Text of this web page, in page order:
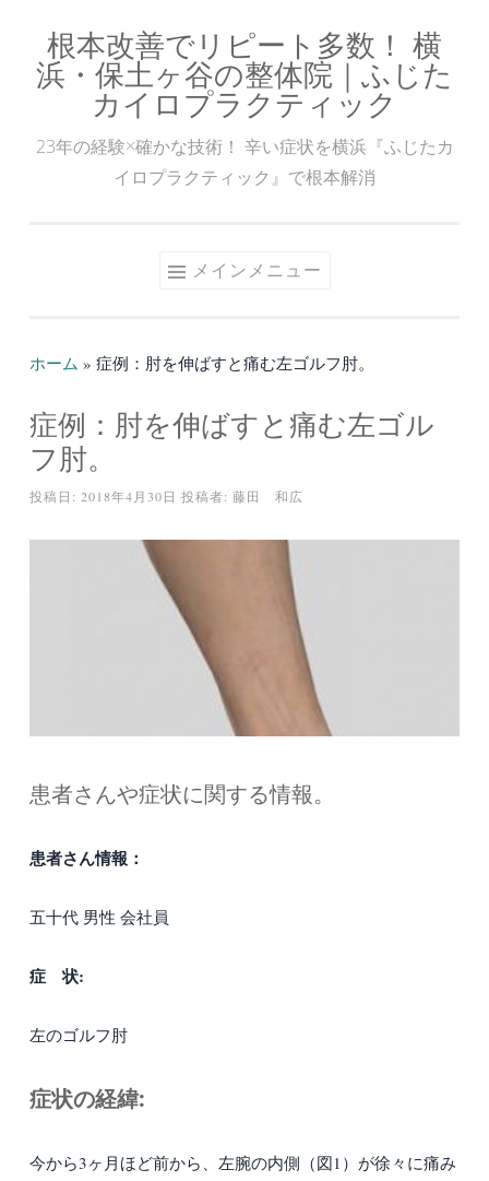
ン
根本改善でリピート多数！ 横
浜・保土ヶ谷の整体院｜ふじた
カイロプラクティック
23年の経験×確かな技術！ 辛い症状を横浜『ふじたカ
イロプラクティック』で根本解消
メインメニュー
ホーム » 症例：肘を伸ばすと痛む左ゴルフ肘。
症例：肘を伸ばすと痛む左ゴル
フ肘。
投稿日: 2018年4月30日 投稿者: 藤田 和広
患者さんや症状に関する情報。
患者さん情報：
五十代 男性 会社員
症 状:
左のゴルフ肘
症状の経緯:
今から3ヶ月ほど前から、左腕の内側（図1）が徐々に痛み